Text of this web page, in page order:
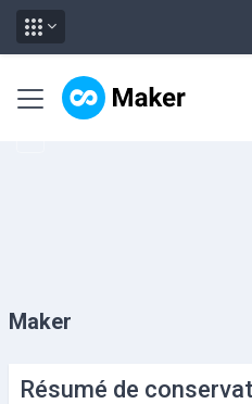
Panneau latéral
Maker
Résumé de